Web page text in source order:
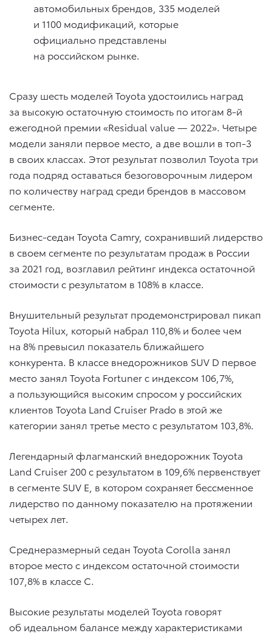
автомобильных брендов, 335 моделей
и 1100 модификаций, которые
официально представлены
на российском рынке.
Сразу шесть моделей Toyota удостоились наград
за высокую остаточную стоимость по итогам 8-й
ежегодной премии «Residual value — 2022». Четыре
модели заняли первое место, а две вошли в топ-3
в своих классах. Этот результат позволил Toyota три
года подряд оставаться безоговорочным лидером
по количеству наград среди брендов в массовом
сегменте.
Бизнес-седан Toyota Camry, сохранивший лидерство
в своем сегменте по результатам продаж в России
за 2021 год, возглавил рейтинг индекса остаточной
стоимости с результатом в 108% в классе.
Внушительный результат продемонстрировал пикап
Toyota Hilux, который набрал 110,8% и более чем
на 8% превысил показатель ближайшего
конкурента. В классе внедорожников SUV D первое
место занял Toyota Fortuner с индексом 106,7%,
а пользующийся высоким спросом у российских
клиентов Toyota Land Cruiser Prado в этой же
категории занял третье место с результатом 103,8%.
Легендарный флагманский внедорожник Toyota
Land Cruiser 200 с результатом в 109,6% первенствует
в сегменте SUV E, в котором сохраняет бессменное
лидерство по данному показателю на протяжении
четырех лет.
Среднеразмерный седан Toyota Corolla занял
второе место с индексом остаточной стоимости
107,8% в классе С.
Высокие результаты моделей Toyota говорят
об идеальном балансе между характеристиками